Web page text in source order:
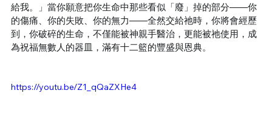
給我。」當你願意把你生命中那些看似「廢」掉的部分——你
的傷痛、你的失敗、你的無力——全然交給祂時，你將會經歷
到，你破碎的生命，不僅能被神親手醫治，更能被祂使用，成
為祝福無數人的器皿，滿有十二籃的豐盛與恩典。
https://youtu.be/Z1_qQaZXHe4